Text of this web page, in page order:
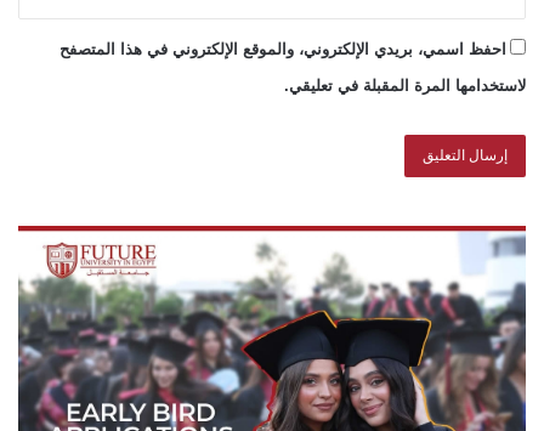
احفظ اسمي، بريدي الإلكتروني، والموقع الإلكتروني في هذا المتصفح
لاستخدامها المرة المقبلة في تعليقي.